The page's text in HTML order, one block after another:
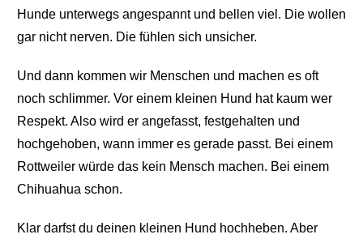
Hunde unterwegs angespannt und bellen viel. Die wollen
gar nicht nerven. Die fühlen sich unsicher.
Und dann kommen wir Menschen und machen es oft
noch schlimmer. Vor einem kleinen Hund hat kaum wer
Respekt. Also wird er angefasst, festgehalten und
hochgehoben, wann immer es gerade passt. Bei einem
Rottweiler würde das kein Mensch machen. Bei einem
Chihuahua schon.
Klar darfst du deinen kleinen Hund hochheben. Aber